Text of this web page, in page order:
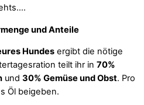
und Anteile
Hundes ergibt die nötige
teilt ihr in 70%
und 30% Gemüse und Obst. Pro
Öl beigeben.